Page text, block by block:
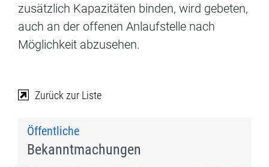
zusätzlich Kapazitäten binden, wird gebeten,
auch an der offenen Anlaufstelle nach
Möglichkeit abzusehen.
Zurück zur Liste
Öffentliche
Bekanntmachungen